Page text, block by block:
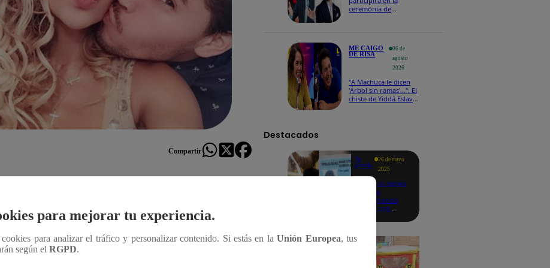
Compartir
su amor a los cuatro vientos cuando contrajeron
la unión sólo traería felicidad por un corto
decidió separarse con solo cuatro meses de
ceremonia de
ME CAIGO
DE RISA
06 de
agosto
2026
"A Machuca le dicen
'Árbol sin ramas'...": El
chiste de Yiddá Eslava
Destacados
Te
ayudo
26 de mayo
2025
Revisa si tienes
deudas
consultando
con tu DNI:
detalles
para mejorar tu experiencia.
para analizar el tráfico y personalizar contenido. Si estás en laUnión Europea, tus
según el RGPD.